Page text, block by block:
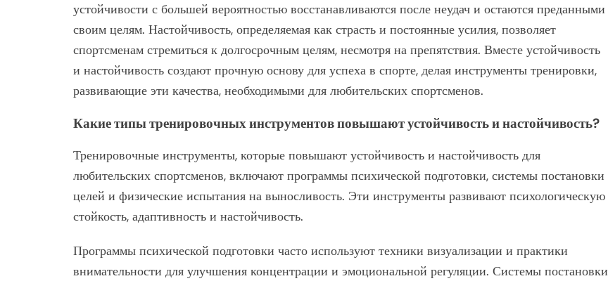
устойчивости с большей вероятностью восстанавливаются после неудач и остаются преданными
своим целям. Настойчивость, определяемая как страсть и постоянные усилия, позволяет
спортсменам стремиться к долгосрочным целям, несмотря на препятствия. Вместе устойчивость
и настойчивость создают прочную основу для успеха в спорте, делая инструменты тренировки,
развивающие эти качества, необходимыми для любительских спортсменов.
Какие типы тренировочных инструментов повышают устойчивость и настойчивость?
Тренировочные инструменты, которые повышают устойчивость и настойчивость для
любительских спортсменов, включают программы психической подготовки, системы постановки
целей и физические испытания на выносливость. Эти инструменты развивают психологическую
стойкость, адаптивность и настойчивость.
Программы психической подготовки часто используют техники визуализации и практики
внимательности для улучшения концентрации и эмоциональной регуляции. Системы постановки